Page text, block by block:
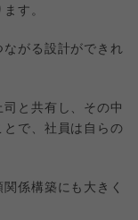
す。
がる設計ができれ
と共有し、その中
で、社員は自らの
係構築にも大きく